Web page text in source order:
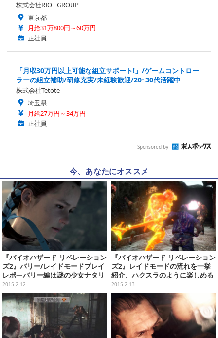
株式会社RIOT GROUP
東京都
月給31万800円～60万円
正社員
「月収30万円以上可能な組立サポート!」/ゲームコントロー
ラーの組立補助/研修充実/未経験歓迎/20~30代活躍中
株式会社Tetote
埼玉県
月給27万円～34万円
正社員
Sponsored by
今、あなたにオススメ
『バイオハザード リベレーション
ズ2』バリー/レイドモードプレイ
レポ―バリー編は謎の少女ナタリ
アが重要に
2015.2.12
『バイオハザード リベレーション
ズ2』レイドモードの流れを一挙
紹介、ハクスラのように楽しめる
2015.2.13